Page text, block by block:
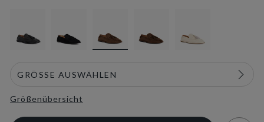
Größenübersicht